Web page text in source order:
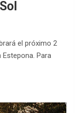
el próximo 2
Estepona. Para